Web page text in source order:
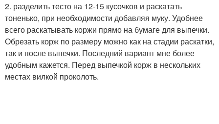
2. разделить тесто на 12-15 кусочков и раскатать
тоненько, при необходимости добавляя муку. Удобнее
всего раскатывать коржи прямо на бумаге для выпечки.
Обрезать корж по размеру можно как на стадии раскатки,
так и после выпечки. Последний вариант мне более
удобным кажется. Перед выпечкой корж в нескольких
местах вилкой проколоть.